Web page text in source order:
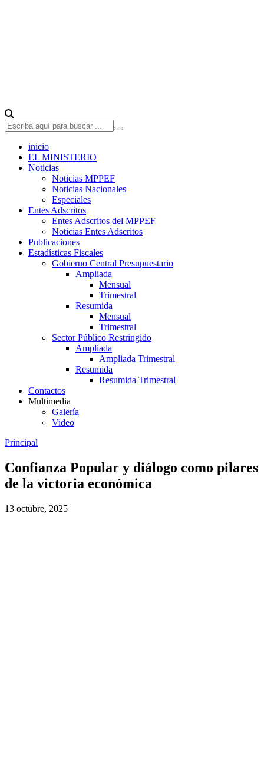
inicio
EL MINISTERIO
Noticias
Noticias MPPEF
Noticias Nacionales
Especiales
Entes Adscritos
Entes Adscritos del MPPEF
Noticias Entes Adscritos
Publicaciones
Estadísticas Fiscales
Gobierno Central Presupuestario
Ampliada
Mensual
Trimestral
Resumida
Mensual
Trimestral
Sector Público Restringido
Ampliada
Ampliada Trimestral
Resumida
Resumida Trimestral
Contactos
Multimedia
Galería
Video
Principal
Confianza Popular y diálogo como pilares
de la victoria económica
13 octubre, 2025